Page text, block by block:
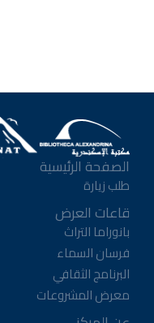
الصفحة الرئيسية
طلب زيارة
قاعات العرض
بانوراما التراث
فرسان السماء
البرنامج الثقافي
معرض المشروعات